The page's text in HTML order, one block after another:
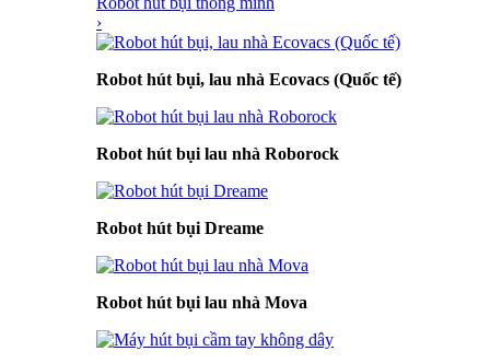
›
Robot hút bụi, lau nhà Ecovacs (Quốc tế)
Robot hút bụi lau nhà Roborock
Robot hút bụi Dreame
Robot hút bụi lau nhà Mova